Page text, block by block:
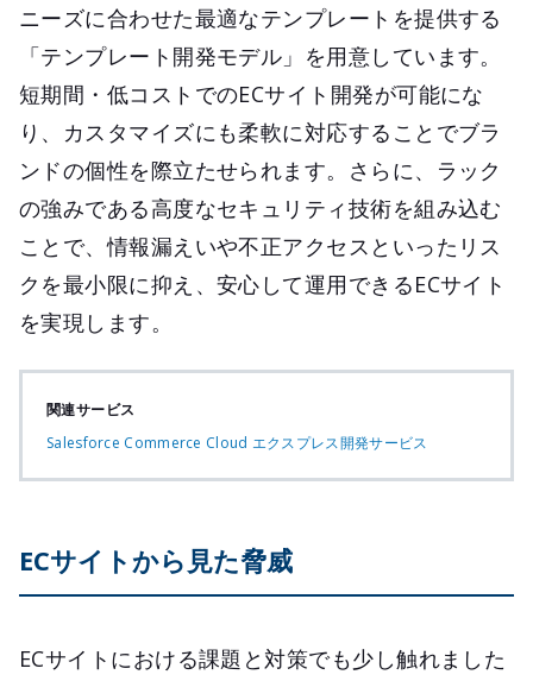
ニーズに合わせた最適なテンプレートを提供する
「テンプレート開発モデル」を用意しています。
短期間・低コストでのECサイト開発が可能にな
り、カスタマイズにも柔軟に対応することでブラ
ンドの個性を際立たせられます。さらに、ラック
の強みである高度なセキュリティ技術を組み込む
ことで、情報漏えいや不正アクセスといったリス
クを最小限に抑え、安心して運用できるECサイト
を実現します。
関連サービス
Salesforce Commerce Cloud エクスプレス開発サービス
ECサイトから見た脅威
ECサイトにおける課題と対策でも少し触れました